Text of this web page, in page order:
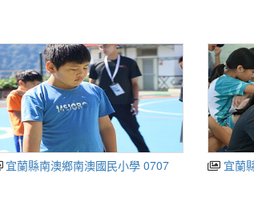
宜蘭縣南澳鄉南澳國民小學 0707 宜蘭